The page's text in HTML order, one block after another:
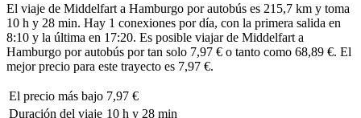
El viaje de Middelfart a Hamburgo por autobús es 215,7 km y toma
10 h y 28 min. Hay 1 conexiones por día, con la primera salida en
8:10 y la última en 17:20. Es posible viajar de Middelfart a
Hamburgo por autobús por tan solo 7,97 € o tanto como 68,89 €. El
mejor precio para este trayecto es 7,97 €.
El precio más bajo 7,97 €
Duración del viaje 10 h y 28 min